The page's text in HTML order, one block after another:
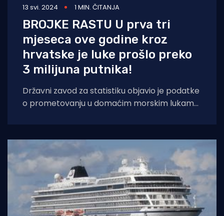
13 svi. 2024 1 MIN. ČITANJA
BROJKE RASTU U prva tri
mjeseca ove godine kroz
hrvatske je luke prošlo preko
3 milijuna putnika!
Državni zavod za statistiku objavio je podatke
o prometovanju u domaćim morskim lukama.